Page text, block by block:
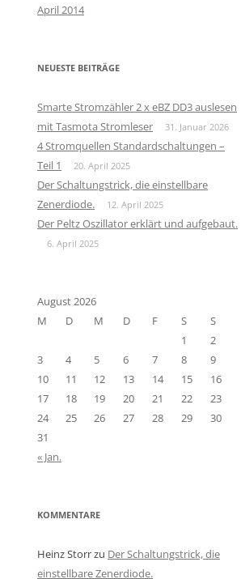
April 2014
NEUESTE BEITRÄGE
Smarte Stromzähler 2 x eBZ DD3 auslesen
mit Tasmota Stromleser
31. Januar 2026
4 Stromquellen Standardschaltungen –
Teil 1
20. April 2025
Der Schaltungstrick, die einstellbare
Zenerdiode.
12. April 2025
Der Peltz Oszillator erklärt und aufgebaut.
6. April 2025
August 2026
M
D M D F S
S
1
2
3
4 5 6 7 8
9
10
11 12 13 14 15
16
17
18 19 20 21 22
23
24
25 26 27 28 29
30
31
« Jan.
KOMMENTARE
Heinz Storrzu Der Schaltungstrick, die
einstellbare Zenerdiode.